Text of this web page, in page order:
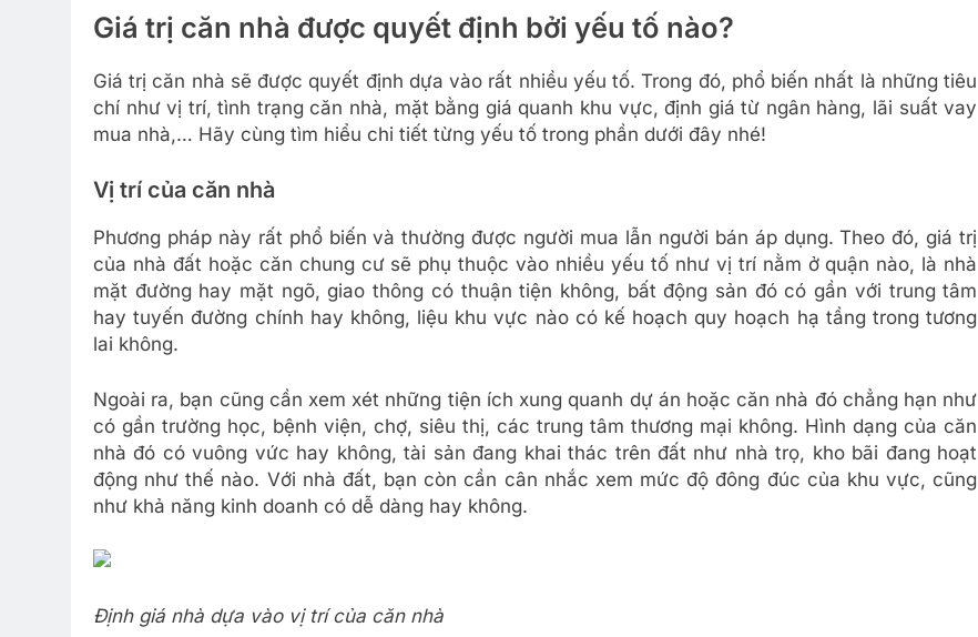
Giá trị căn nhà được quyết định bởi yếu tố nào?
Giá trị căn nhà sẽ được quyết định dựa vào rất nhiều yếu tố. Trong đó, phổ biến nhất là những tiêu
chí như vị trí, tình trạng căn nhà, mặt bằng giá quanh khu vực, định giá từ ngân hàng, lãi suất vay
mua nhà,… Hãy cùng tìm hiểu chi tiết từng yếu tố trong phần dưới đây nhé!
Vị trí của căn nhà
Phương pháp này rất phổ biến và thường được người mua lẫn người bán áp dụng. Theo đó, giá trị
của nhà đất hoặc căn chung cư sẽ phụ thuộc vào nhiều yếu tố như vị trí nằm ở quận nào, là nhà
mặt đường hay mặt ngõ, giao thông có thuận tiện không, bất động sản đó có gần với trung tâm
hay tuyến đường chính hay không, liệu khu vực nào có kế hoạch quy hoạch hạ tầng trong tương
lai không.
Ngoài ra, bạn cũng cần xem xét những tiện ích xung quanh dự án hoặc căn nhà đó chẳng hạn như
có gần trường học, bệnh viện, chợ, siêu thị, các trung tâm thương mại không. Hình dạng của căn
nhà đó có vuông vức hay không, tài sản đang khai thác trên đất như nhà trọ, kho bãi đang hoạt
động như thế nào. Với nhà đất, bạn còn cần cân nhắc xem mức độ đông đúc của khu vực, cũng
như khả năng kinh doanh có dễ dàng hay không.
Định giá nhà dựa vào vị trí của căn nhà